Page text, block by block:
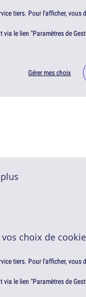
tiers. Pour l'afficher, vous
le lien "Paramètres de
Gérer mes choix
choix de
tiers. Pour l'afficher, vous
le lien "Paramètres de